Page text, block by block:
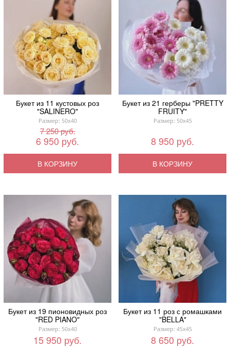
Букет из 11 кустовых роз
"SALINERO"
Размер: 50x40
7 250 руб.
6 950 руб.
В КОРЗИНУ
Букет из 21 герберы "PRETTY
FRUITY"
Размер: 50x45
8 950 руб.
В КОРЗИНУ
Букет из 19 пионовидных роз
"RED PIANO"
Размер: 50x40
15 950 руб.
Букет из 11 роз с ромашками
"BELLA"
Размер: 45x45
8 650 руб.